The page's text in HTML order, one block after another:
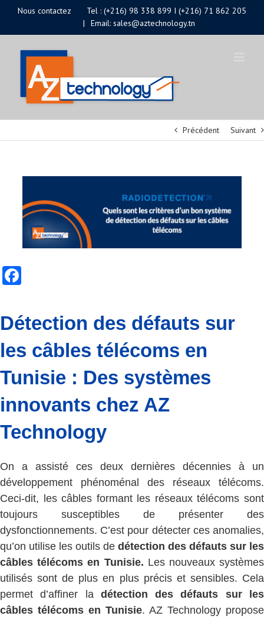
PasserNous contactez Tel : (+216) 98 338 899 I (+216) 71 862 205
|
Email: sales@aztechnology.tn
Précédent Suivant
agrandie
Détection des défauts sur
les câbles télécoms en
Tunisie : Des systèmes
innovants chez AZ
Technology
On a assisté ces deux dernières décennies à un
développement phénoménal des réseaux télécoms.
Ceci-dit, les câbles formant les réseaux télécoms sont
toujours susceptibles de présenter des
dysfonctionnements. C’est pour détecter ces anomalies,
qu’on utilise les outils de détection des défauts sur les
câbles télécoms en Tunisie. Les nouveaux systèmes
utilisés sont de plus en plus précis et sensibles. Cela
permet d’affiner la détection des défauts sur les
câbles télécoms en Tunisie. AZ Technology propose